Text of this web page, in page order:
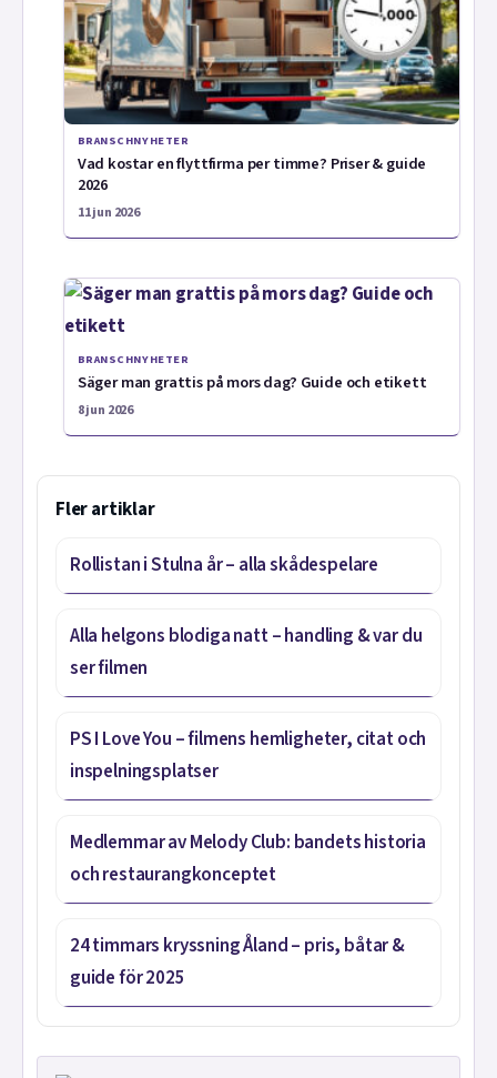
BRANSCHNYHETER
Vad kostar en flyttfirma per timme? Priser & guide
2026
11 jun 2026
BRANSCHNYHETER
Säger man grattis på mors dag? Guide och etikett
8 jun 2026
Fler artiklar
Rollistan i Stulna år – alla skådespelare
Alla helgons blodiga natt – handling & var du
ser filmen
PS I Love You – filmens hemligheter, citat och
inspelningsplatser
Medlemmar av Melody Club: bandets historia
och restaurangkonceptet
24 timmars kryssning Åland – pris, båtar &
guide för 2025